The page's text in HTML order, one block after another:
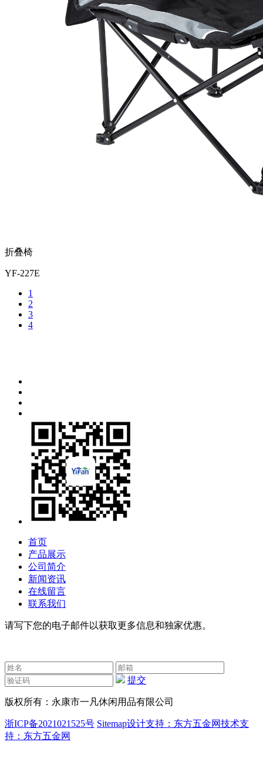
折叠椅
YF-227E
1
2
3
4
首页
产品展示
公司简介
新闻资讯
在线留言
联系我们
请写下您的电子邮件以获取更多信息和独家优惠。
提交
版权所有： 永康市一凡休闲用品有限公司
浙ICP备2021021525号 Sitemap设计支持：东方五金网技术支
持：东方五金网